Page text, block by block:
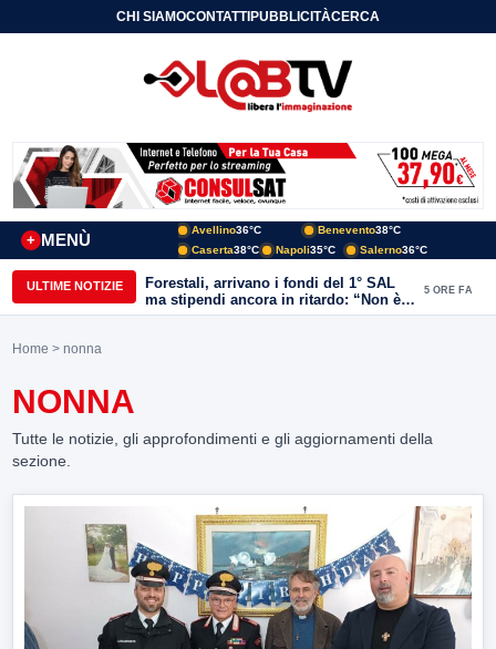
CHI SIAMOCONTATTIPUBBLICITÀCERCA
MENÙ
+
Avellino36°C Benevento38°C
Caserta38°C Napoli35°C Salerno36°C
ULTIME NOTIZIE
Forestali, arrivano i fondi del 1° SAL
ma stipendi ancora in ritardo: “Non è
più sostenibile”
5 ORE FA
Home > nonna
NONNA
Tutte le notizie, gli approfondimenti e gli aggiornamenti della
sezione.